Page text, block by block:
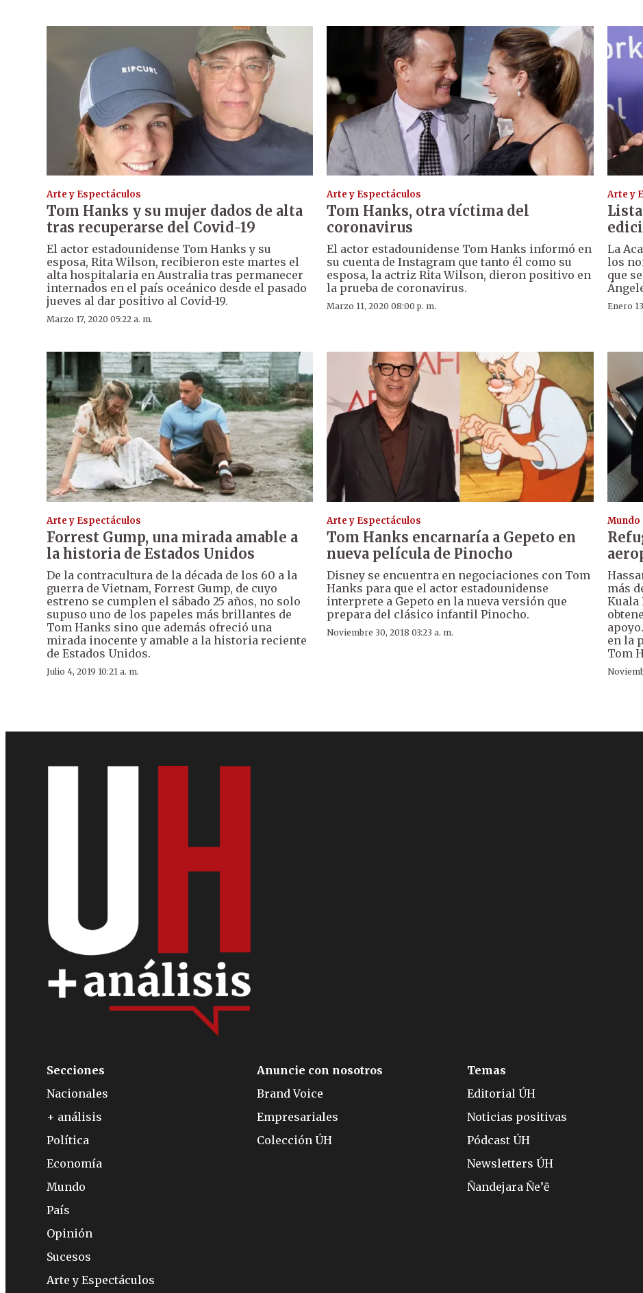
Arte y Espectáculos
Tom Hanks y su mujer dados de alta
tras recuperarse del Covid-19
El actor estadounidense Tom Hanks y su
esposa, Rita Wilson, recibieron este martes el
alta hospitalaria en Australia tras permanecer
internados en el país oceánico desde el pasado
jueves al dar positivo al Covid-19.
Marzo 17, 2020 05:22 a. m.
Arte y Espectáculos
Tom Hanks, otra víctima del
coronavirus
El actor estadounidense Tom Hanks informó en
su cuenta de Instagram que tanto él como su
esposa, la actriz Rita Wilson, dieron positivo en
la prueba de coronavirus.
Marzo 11, 2020 08:00 p. m.
Arte y
La
los
que
Enero
Arte y Espectáculos
Forrest Gump, una mirada amable a
la historia de Estados Unidos
De la contracultura de la década de los 60 a la
guerra de Vietnam, Forrest Gump, de cuyo
estreno se cumplen el sábado 25 años, no solo
supuso uno de los papeles más brillantes de
Tom Hanks sino que además ofreció una
mirada inocente y amable a la historia reciente
de Estados Unidos.
Julio 4, 2019 10:21 a. m.
Arte y Espectáculos
Tom Hanks encarnaría a Gepeto en
nueva película de Pinocho
Disney se encuentra en negociaciones con Tom
Hanks para que el actor estadounidense
interprete a Gepeto en la nueva versión que
prepara del clásico infantil Pinocho.
Noviembre 30, 2018 03:23 a. m.
Mundo
más
Kuala
en la
Tom
Secciones
Nacionales
+ análisis
Política
Economía
Mundo
País
Opinión
Sucesos
Arte y Espectáculos
Anuncie con nosotros
Brand Voice
Empresariales
Colección ÚH
Temas
Editorial ÚH
Noticias positivas
Pódcast ÚH
Newsletters ÚH
Ñandejara Ñe’ẽ